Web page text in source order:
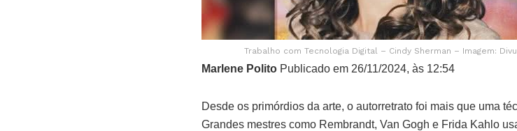
Trabalho com Tecnologia Digital – Cindy Sherman – Imagem:
Marlene Polito Publicado em 26/11/2024, às 12:54
Desde os primórdios da arte, o autorretrato foi mais que uma
Grandes mestres como Rembrandt, Van Gogh e Frida Kahlo